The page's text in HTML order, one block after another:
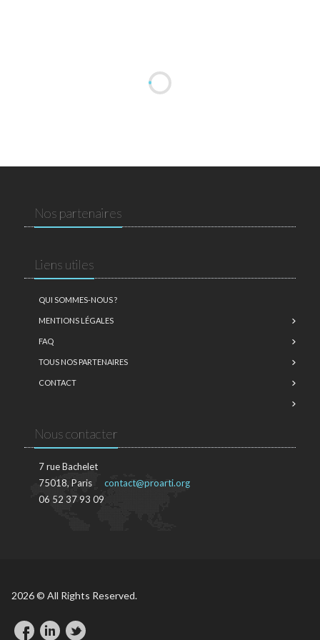
Nos partenaires
Liens utiles
QUI SOMMES-NOUS ?
MENTIONS LÉGALES
FAQ
TOUS NOS PARTENAIRES
CONTACT
Nous contacter
7 rue Bachelet
75018, Paris
06 52 37 93 09
contact@proarti.org
2026 © All Rights Reserved.